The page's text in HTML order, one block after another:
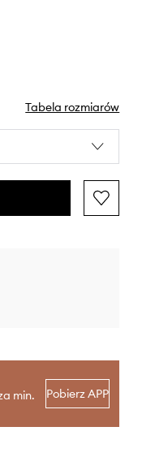
Tabela rozmiarów
min.
Pobierz APP